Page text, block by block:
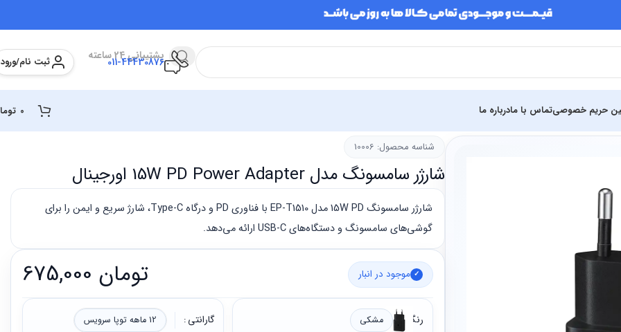
پشتیبانی 24 ساعته
011-44430876 ثبت نام/ورود
حریم خصوصیتماس با مادرباره ما
شناسه محصول: 10006
شارژر سامسونگ مدل 15W PD Power Adapter اورجینال
شارژر سامسونگ 15W PD مدل EP-T1510 با فناوری PD و درگاه Type-C، شارژ سریع و ایمن را برای
گوشی‌های سامسونگ و دستگاه‌های USB-C ارائه می‌دهد.
تومان موجود در انبار
رنگ مشکی گارانتی 12 ماهه توپا سرویس